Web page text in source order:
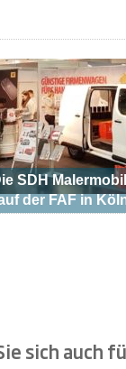
SDH
der FAF in
sich auch